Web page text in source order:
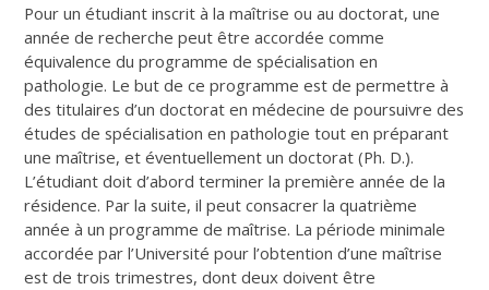
Pour un étudiant inscrit à la maîtrise ou au doctorat, une
année de recherche peut être accordée comme
équivalence du programme de spécialisation en
pathologie. Le but de ce programme est de permettre à
des titulaires d’un doctorat en médecine de poursuivre des
études de spécialisation en pathologie tout en préparant
une maîtrise, et éventuellement un doctorat (Ph. D.).
L’étudiant doit d’abord terminer la première année de la
résidence. Par la suite, il peut consacrer la quatrième
année à un programme de maîtrise. La période minimale
accordée par l’Université pour l’obtention d’une maîtrise
est de trois trimestres, dont deux doivent être